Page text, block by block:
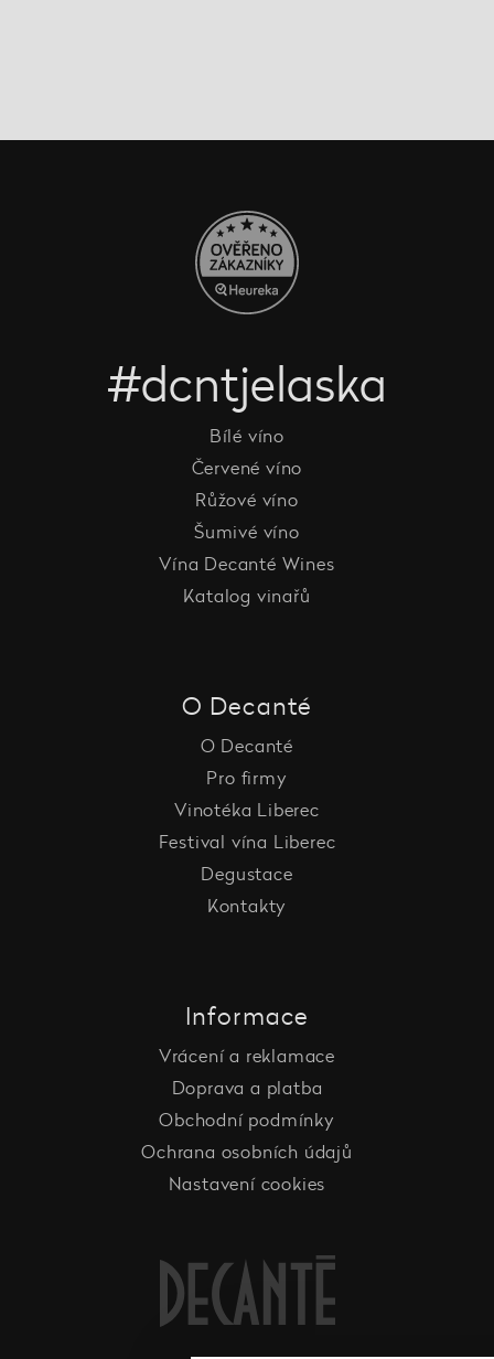
#dcntjelaska
Bílé víno
Červené víno
Růžové víno
Šumivé víno
Vína Decanté Wines
Katalog vinařů
O Decanté
O Decanté
Pro firmy
Vinotéka Liberec
Festival vína Liberec
Degustace
Kontakty
Informace
Vrácení a reklamace
Doprava a platba
Obchodní podmínky
Ochrana osobních údajů
Nastavení cookies